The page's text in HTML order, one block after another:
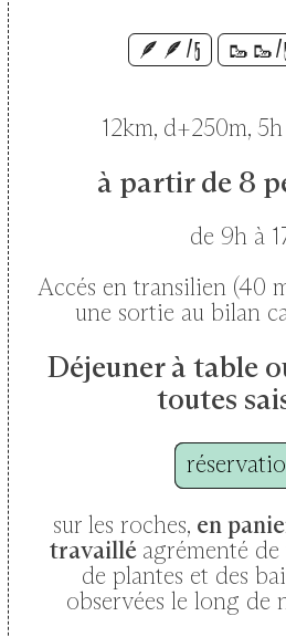
🪶🪶/5 🥾🥾/
12km, d+250m,
à partir de 8
de 9h à
Accés en transilien (40
une sortie au bilan
Déjeuner à table
toutes
sur les roches, en
travaillé agrémenté
de plantes et des
observées le long de